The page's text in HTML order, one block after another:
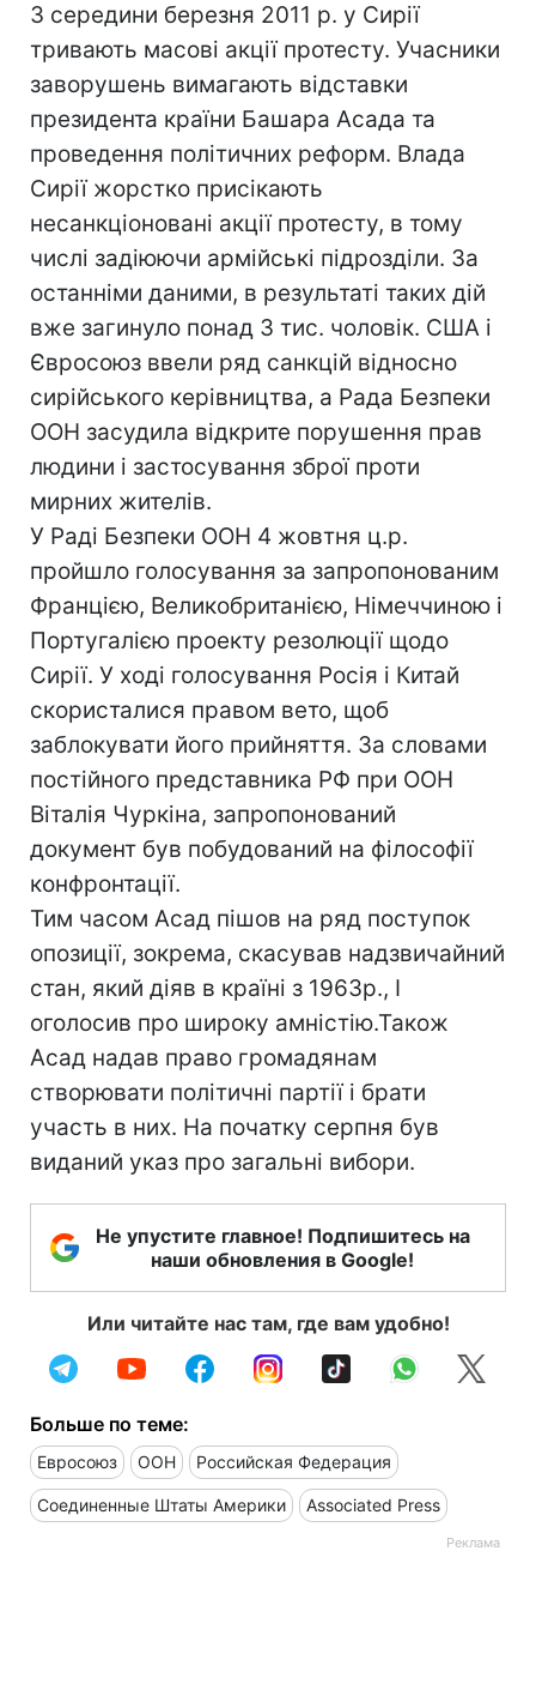
З середини березня 2011 р. у Сирії
тривають масові акції протесту. Учасники
заворушень вимагають відставки
президента країни Башара Асада та
проведення політичних реформ. Влада
Сирії жорстко присікають
несанкціоновані акції протесту, в тому
числі задіюючи армійські підрозділи. За
останніми даними, в результаті таких дій
вже загинуло понад 3 тис. чоловік. США і
Євросоюз ввели ряд санкцій відносно
сирійського керівництва, а Рада Безпеки
ООН засудила відкрите порушення прав
людини і застосування зброї проти
мирних жителів.
У Раді Безпеки ООН 4 жовтня ц.р.
пройшло голосування за запропонованим
Францією, Великобританією, Німеччиною і
Португалією проекту резолюції щодо
Сирії. У ході голосування Росія і Китай
скористалися правом вето, щоб
заблокувати його прийняття. За словами
постійного представника РФ при ООН
Віталія Чуркіна, запропонований
документ був побудований на філософії
конфронтації.
Тим часом Асад пішов на ряд поступок
опозиції, зокрема, скасував надзвичайний
стан, який діяв в країні з 1963р., І
оголосив про широку амністію.Також
Асад надав право громадянам
створювати політичні партії і брати
участь в них. На початку серпня був
виданий указ про загальні вибори.
Не упустите главное! Подпишитесь на
наши обновления в Google!
Или читайте нас там, где вам удобно!
Больше по теме:
Евросоюз ООН Российская Федерация
Соединенные Штаты Америки Associated Press